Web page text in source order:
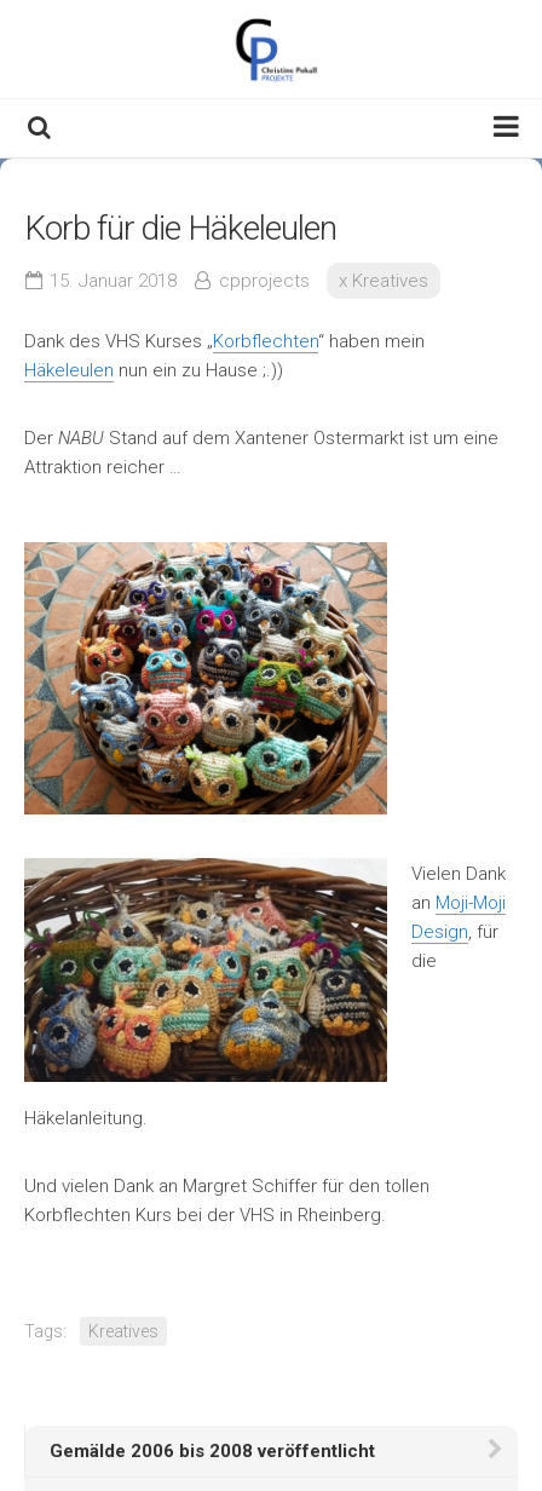
Über Mich
Meine Themen
Datenschutzerklärung
Korb für die Häkeleulen
15. Januar 2018 cpprojects x Kreatives
Dank des VHS Kurses „Korbflechten“ haben mein
Häkeleulen nun ein zu Hause ;.))
Der NABU Stand auf dem Xantener Ostermarkt ist um eine
Attraktion reicher …
Vielen Dank
an Moji-Moji
Design, für
die
Häkelanleitung.
Und vielen Dank an Margret Schiffer für den tollen
Korbflechten Kurs bei der VHS in Rheinberg.
Tags: Kreatives
Gemälde 2006 bis 2008 veröffentlicht